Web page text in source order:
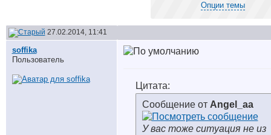
Опции темы
27.02.2014, 11:41
soffika
Пользователь
Цитата:
Сообщение от Angel_aa
У вас тоже ситуация не из